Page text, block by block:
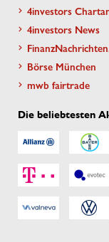
4investors
4investors News
Börse München
mwb fairtrade
Die beliebtesten